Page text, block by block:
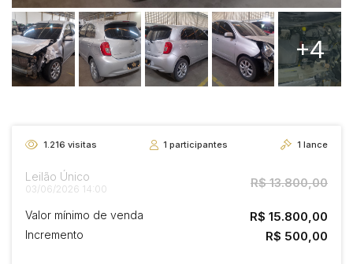
+4
1.216 visitas 1participantes 1 lance
Leilão Único
03/06/2026 14:00 R$ 13.800,00
Valor mínimo de venda R$ 15.800,00
Incremento R$ 500,00